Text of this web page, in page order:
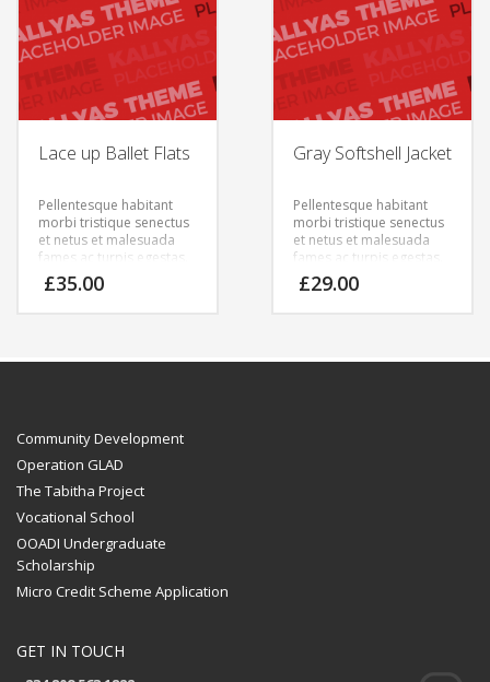
Lace up Ballet Flats
Pellentesque habitant
morbi tristique senectus
et netus et malesuada
fames ac turpis egestas.
Vestibulum tortor quam,
feugiat vitae, ultricies
semper. Aenean ultricies
£35.00
Gray Softshell Jacket
Pellentesque habitant
morbi tristique senectus
et netus et malesuada
fames ac turpis egestas.
Vestibulum tortor quam,
feugiat vitae, ultricies
semper. Aenean ultricies
£29.00
Community Development
Operation GLAD
The Tabitha Project
Vocational School
OOADI Undergraduate
Scholarship
Micro Credit Scheme Application
GET IN TOUCH